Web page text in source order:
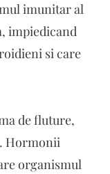
imunitar al
impiedicand
si care
de fluture,
Hormonii
organismul